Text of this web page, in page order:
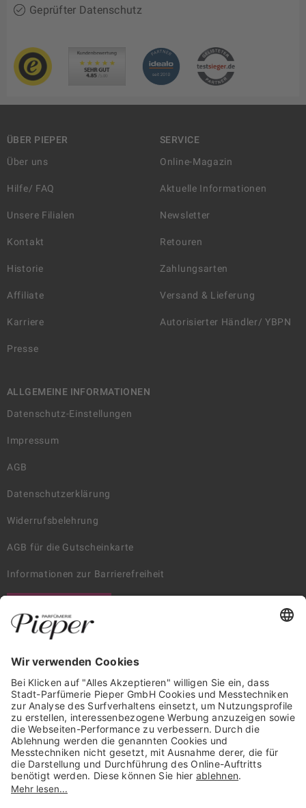
Geprüfter Datenschutz
ÜBER PIEPER
Über uns
Hilfe/ FAQ
Unsere Filialen
Kontakt
Historie
Affiliate
Karriere
Presse
SERVICE
Online-Magazin
Aktuelle Informationen
Newsletter
Retouren
Zahlungsarten
Versand & Lieferung
Autorisierter Händler/ YBPN
ALLGEMEINE INFORMATIONEN
Datenschutz-Einstellungen
Impressum
AGB
Datenschutzerklärung
Widerrufsbelehrung
AGB für die Gutscheinkarte
Informationen zur Barrierefreiheit
Trusted Shops Mitglied seit 2010